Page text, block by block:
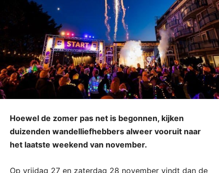
Hoewel de zomer pas net is begonnen, kijken
duizenden wandelliefhebbers alweer vooruit naar
het laatste weekend van november.
Op vrijdag 27 en zaterdag 28 november vindt dan de